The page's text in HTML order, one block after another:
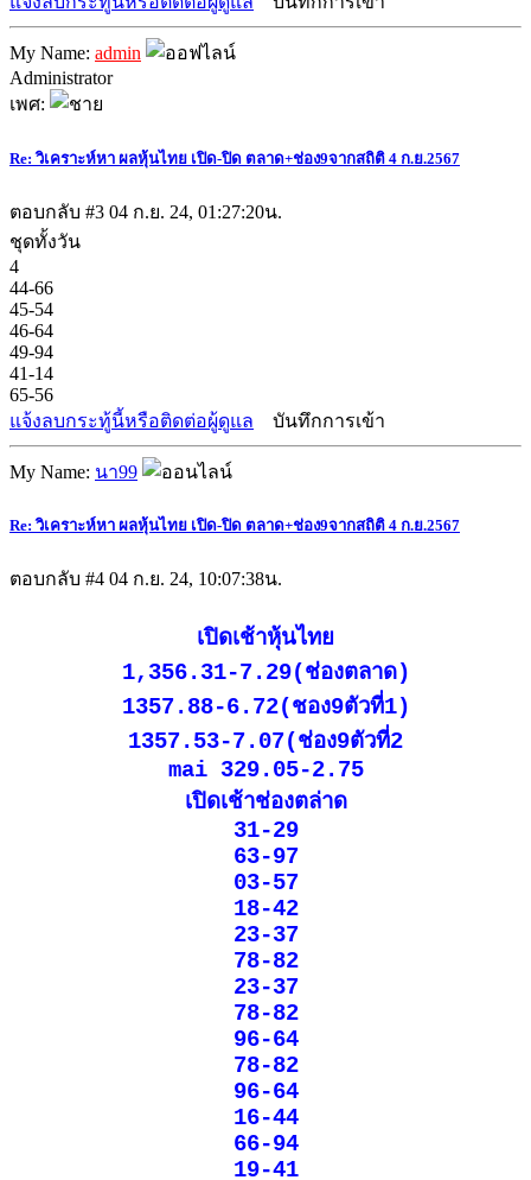
My Name: admin
Administrator
เพศ:
Re: วิเคราะห์หา ผลหุ้นไทย เปิด-ปิด ตลาด+ช่อง9จากสถิติ 4 ก.ย.2567
ตอบกลับ #3 04 ก.ย. 24, 01:27:20น.
ชุดทั้งวัน
4
44-66
45-54
46-64
49-94
41-14
65-56
แจ้งลบกระทู้นี้หรือติดต่อผู้ดูแล
บันทึกการเข้า
My Name: นา99
Re: วิเคราะห์หา ผลหุ้นไทย เปิด-ปิด ตลาด+ช่อง9จากสถิติ 4 ก.ย.2567
ตอบกลับ #4 04 ก.ย. 24, 10:07:38น.
เปิดเช้าหุ้นไทย
1,356.31-7.29(ช่องตลาด)
1357.88-6.72(ชอง9ตัวที่1)
1357.53-7.07(ช่อง9ตัวที่2
mai 329.05-2.75
เปิดเช้าช่องตล่าด
31-29
63-97
03-57
18-42
23-37
78-82
23-37
78-82
96-64
78-82
96-64
16-44
66-94
19-41